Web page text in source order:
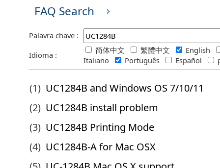
FAQ Search
Palavra chave :
Idioma :
简体中文 繁體中文
English
Italiano
Português Español